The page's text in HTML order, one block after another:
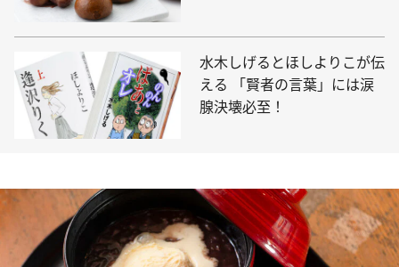
水木しげるとほしよりこが伝
える 「賢者の言葉」には涙
腺決壊必至！